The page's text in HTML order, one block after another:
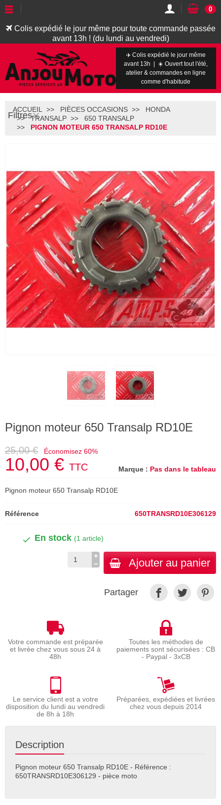
Colis expédié le jour même pour toute commande passée
avant 13h ! (du lundi au vendredi)
0
✈️ Colis expédié le jour même
avant 13h | ☀️ Ouvert tout l'été,
atelier & commandes en ligne
comme d'habitude
Filtres
ACCUEIL PIÈCES OCCASIONS
HONDA
TRANSALP
650 TRANSALP
PIGNON MOTEUR 650 TRANSALP RD10E
Pignon moteur 650 Transalp RD10E
Marque : Pas dans le tableau
25,00 € Économisez 60%
10,00 € TTC
Pignon moteur 650 Transalp RD10E
Référence 650TRANSRD10E306129
En stock (1 article)
Ajouter au panier
Partager
Votre commande est préparée
et livrée chez vous sous 24 à
48h
Toutes les méthodes de
paiements sont sécurisées : CB
- Paypal - 3xCB
Le service client est a votre
disposition du lundi au vendredi
de 8h à 18h
Préparées, expédiées et livrées
chez vous depuis 2014
Description
Pignon moteur 650 Transalp RD10E - Référence :
650TRANSRD10E306129 - pièce moto